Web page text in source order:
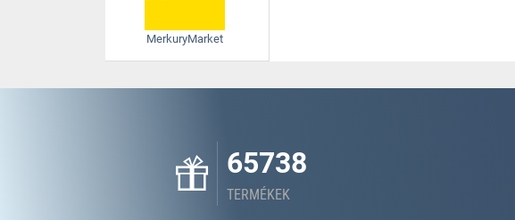
MerkuryMarket
65738
TERMÉKEK